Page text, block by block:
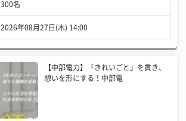
300名
2026年08月27日(木) 14:00
【中部電力】「きれいごと」を貫き、
想いを形にする！中部電